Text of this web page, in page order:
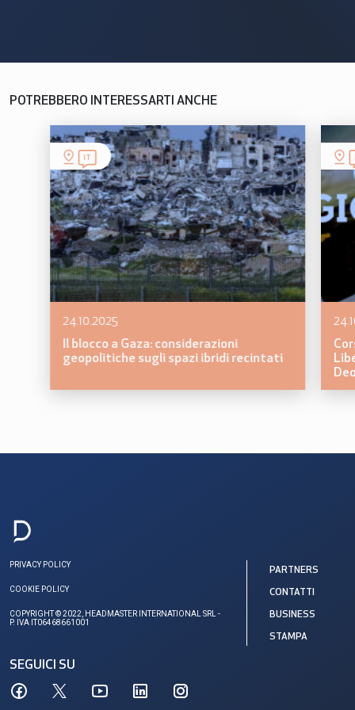
POTREBBERO INTERESSARTI ANCHE
IT
24.10.2025
Il blocco a Gaza: considerazioni
geopolitiche sugli spazi ibridi recintati
PRIVACY POLICY
COOKIE POLICY
COPYRIGHT © 2022, HEADMASTER INTERNATIONAL SRL -
P. IVA IT06468661001
SEGUICI SU
PARTNERS
CONTATTI
BUSINESS
STAMPA